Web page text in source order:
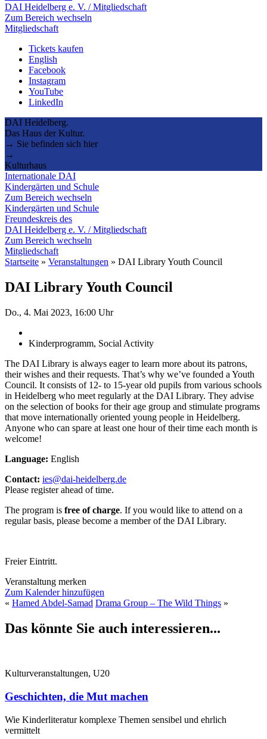
DAI Heidelberg e. V. / Mitgliedschaft
Zum Bereich wechseln
Mitgliedschaft
Tickets kaufen
English
Facebook
Instagram
YouTube
LinkedIn
DAI Heidelberg.
Das Haus der Kultur.
→ Sie befinden sich hier
→
Kulturhaus
Internationale DAI
Kindergärten und Schule
Zum Bereich wechseln
Kindergärten und Schule
Freundeskreis des
DAI Heidelberg e. V. / Mitgliedschaft
Zum Bereich wechseln
Mitgliedschaft
Startseite » Veranstaltungen » DAI Library Youth Council
DAI Library Youth Council
Do., 4. Mai 2023, 16:00 Uhr
Kinderprogramm, Social Activity
The DAI Library is always eager to learn more about its patrons,
their wishes and their requests. That’s why we’ve founded a Youth
Council. It consists of 12- to 15-year old pupils from various schools
in Heidelberg who meet regularly at the DAI Library. They advise
on the selection of books for their age group and stimulate programs
that move internationally oriented young people in Heidelberg.
Anyone who can spare at least one hour of their time each month is
welcome!
Language: English
Contact: ies@dai-heidelberg.de
Please register ahead of time.
The program is free of charge. If you would like to attend on a
regular basis, please become a member of the DAI Library.
Freier Eintritt.
Veranstaltung merken
Zum Kalender hinzufügen
« Hamed Abdel-Samad Drama Group – The Wild Things »
Das könnte Sie auch interessieren...
Kulturveranstaltungen, U20
Geschichten, die Mut machen
Wie Kinderliteratur komplexe Themen sensibel und ehrlich
vermittelt